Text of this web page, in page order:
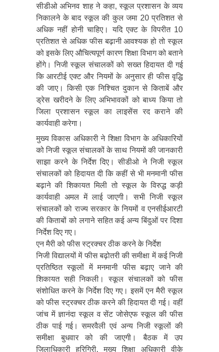
सीडीओ अभिनव शाह ने कहा, स्कूल प्रशासन के व्यय
निकालने के बाद स्कूल की कुल जमा 20 प्रतिशत से
अधिक नहीं होनी चाहिए। यदि एक्ट के विपरीत 10
प्रतिशत से अधिक फीस बढ़ानी आवश्यक हो तो स्कूल
को इसके लिए औचित्यपूर्ण कारण शिक्षा विभाग को बताने
होंगे। निजी स्कूल संचालकों को सख्त हिदायत दी गई
कि आरटीई एक्ट और नियमों के अनुसार ही फीस वृद्धि
की जाए। किसी एक निश्चित दुकान से किताबें और
ड्रेस खरीदने के लिए अभिभावकों को बाध्य किया तो
जिला प्रशासन स्कूल का लाइसेंस रद कराने की
कार्यवाही करेगा।
मुख्य विकास अधिकारी ने शिक्षा विभाग के अधिकारियों
को निजी स्कूल संचालकों के साथ नियमों की जानकारी
साझा करने के निर्देश दिए। सीडीओ ने निजी स्कूल
संचालकों को हिदायत दी कि कहीं से भी मनमानी फीस
बढ़ाने की शिकायत मिली तो स्कूल के विरुद्ध कड़ी
कार्यवाही अमल में लाई जाएगी। सभी निजी स्कूल
संचालकों को राज्य सरकार के नियमों व एनसीईआरटी
की किताबों को लगाने सहित कई अन्य बिंदुओं पर दिशा
निर्देश दिए गए।
एन मैरी को फीस स्ट्रक्चर ठीक करने के निर्देश
निजी विद्यालयों में फीस बढ़ोतरी की समीक्षा में कई निजी
प्रतिष्ठित स्कूलों में मनमानी फीस बढ़ाए जाने की
शिकायत सही निकली। स्कूल संचालकों को फीस
संशोधित करने के निर्देश दिए गए। इसमें एन मैरी स्कूल
को फीस स्ट्रक्चर ठीक करने की हिदायत दी गई। वहीं
जांच में ज्ञानंदा स्कूल व सेंट जोसेएफ स्कूल की फीस
ठीक पाई गई। समरवैली एवं अन्य निजी स्कूलों की
समीक्षा बुधवार को की जाएगी। बैठक में उप
जिलाधिकारी हरिगिरी, मुख्य शिक्षा अधिकारी वीके